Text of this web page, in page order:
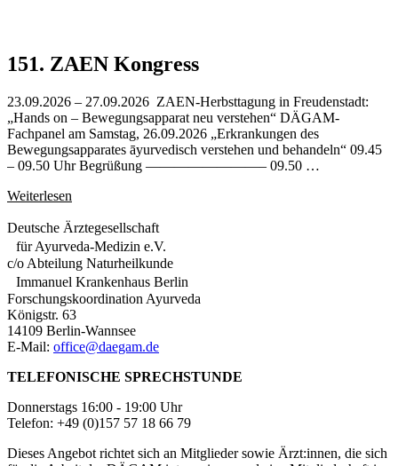
151. ZAEN Kongress
23.09.2026 – 27.09.2026 ZAEN-Herbsttagung in Freudenstadt:
„Hands on – Bewegungsapparat neu verstehen“ DÄGAM-
Fachpanel am Samstag, 26.09.2026 „Erkrankungen des
Bewegungsapparates āyurvedisch verstehen und behandeln“ 09.45
– 09.50 Uhr Begrüßung ————————– 09.50 …
Weiterlesen
Deutsche Ärztegesellschaft
für Ayurveda-Medizin e.V.
c/o Abteilung Naturheilkunde
Immanuel Krankenhaus Berlin
Forschungskoordination Ayurveda
Königstr. 63
14109 Berlin-Wannsee
E-Mail: office@daegam.de
TELEFONISCHE SPRECHSTUNDE
Donnerstags 16:00 - 19:00 Uhr
Telefon: +49 (0)157 57 18 66 79
Dieses Angebot richtet sich an Mitglieder sowie Ärzt:innen, die sich